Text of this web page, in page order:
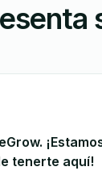
tenerte aquí!